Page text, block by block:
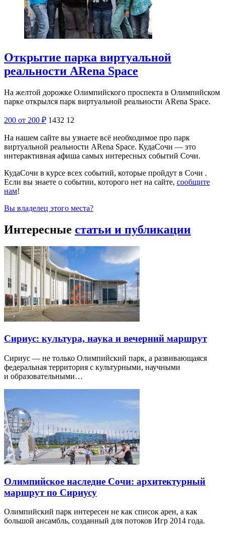
Открытие парка виртуальной
реальности ARena Space
На желтой дорожке Олимпийского проспекта в Олимпийском
парке открылся парк виртуальной реальности ARena Space.
200 от 200 ₽ 1432 12
На нашем сайте вы узнаете всё необходимое про парк
виртуальной реальности ARena Space. КудаСочи — это
интерактивная афиша самых интересных событий Сочи.
КудаСочи в курсе всех событий, которые пройдут в Сочи .
Если вы знаете о событии, которого нет на сайте, сообщите
нам!
Вы владелец этого места?
Интересные статьи и публикации
Сириус: культура, наука и вечерний маршрут
Сириус — не только Олимпийский парк, а развивающаяся
федеральная территория с культурными, научными
и образовательными…
Олимпийское наследие Сочи: архитектурный
маршрут по Сириусу
Олимпийский парк интересен не как список арен, а как
большой ансамбль, созданный для потоков Игр 2014 года.